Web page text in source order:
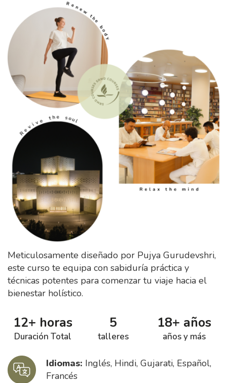
Meticulosamente diseñado por Pujya Gurudevshri,
este curso te equipa con sabiduría práctica y
técnicas potentes para comenzar tu viaje hacia el
bienestar holístico.
12+ horas
Duración Total
5
talleres
18+ años
años y más
Idiomas: Inglés, Hindi, Gujarati, Español,
Francés